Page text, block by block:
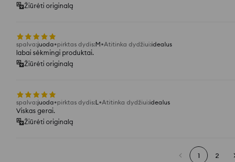
Žiūrėti originalą
spalva:juoda pirktas dydis:M Atitinka dydžiui:idealus
labai sėkmingi produktai.
Žiūrėti originalą
spalva:juoda pirktas dydis:L Atitinka dydžiui:idealus
Viskas gerai.
Žiūrėti originalą
1 2